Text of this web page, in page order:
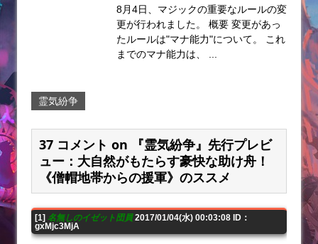
8月4日、マジックの重要なルールの変
更が行われました。 概要 変更があっ
たルールは"マナ能力"について。 これ
までのマナ能力は、 ...
霊気紛争
37 コメント on 『霊気紛争』先行プレビ
ュー：大自然がもたらす豪快な助け舟！
《僧帽地帯からの援軍》のススメ
[1] 名無しのイゼット団員2017/01/04(水) 00:03:08 ID：
gxMjc3MjA